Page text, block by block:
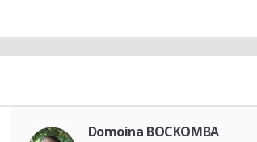
Domoina BOCKOMBA